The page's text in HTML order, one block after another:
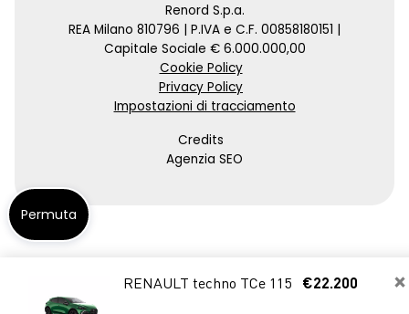
×
RENAULT techno TCe 115 €22.200
Renord S.p.a.
REA Milano 810796 | P.IVA e C.F. 00858180151 |
Capitale Sociale € 6.000.000,00
Cookie Policy
Privacy Policy
Impostazioni di tracciamento
Credits
Agenzia SEO
Permuta